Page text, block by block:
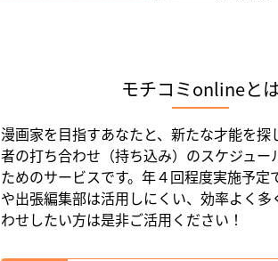
モチコミonlineと
漫画家を目指すあなたと、新たな才能を探
者の打ち合わせ（持ち込み）のスケジュー
ためのサービスです。年４回程度実施予定
や出張編集部は活用しにくい、効率よく
わせしたい方は是非ご活用ください！